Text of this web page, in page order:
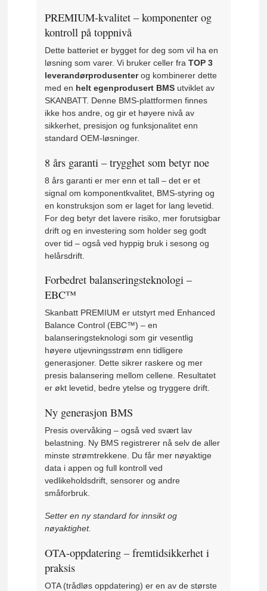
PREMIUM-kvalitet – komponenter og
kontroll på toppnivå
Dette batteriet er bygget for deg som vil ha en
løsning som varer. Vi bruker celler fra TOP 3
leverandørprodusenter og kombinerer dette
med en helt egenprodusert BMS utviklet av
SKANBATT. Denne BMS-plattformen finnes
ikke hos andre, og gir et høyere nivå av
sikkerhet, presisjon og funksjonalitet enn
standard OEM-løsninger.
8 års garanti – trygghet som betyr noe
8 års garanti er mer enn et tall – det er et
signal om komponentkvalitet, BMS-styring og
en konstruksjon som er laget for lang levetid.
For deg betyr det lavere risiko, mer forutsigbar
drift og en investering som holder seg godt
over tid – også ved hyppig bruk i sesong og
helårsdrift.
Forbedret balanseringsteknologi –
EBC™
Skanbatt PREMIUM er utstyrt med Enhanced
Balance Control (EBC™) – en
balanseringsteknologi som gir vesentlig
høyere utjevningsstrøm enn tidligere
generasjoner. Dette sikrer raskere og mer
presis balansering mellom cellene. Resultatet
er økt levetid, bedre ytelse og tryggere drift.
Ny generasjon BMS
Presis overvåking – også ved svært lav
belastning. Ny BMS registrerer nå selv de aller
minste strømtrekkene. Du får mer nøyaktige
data i appen og full kontroll ved
vedlikeholdsdrift, sensorer og andre
småforbruk.
Setter en ny standard for innsikt og
nøyaktighet.
OTA-oppdatering – fremtidsikkerhet i
praksis
OTA (trådløs oppdatering) er en av de største